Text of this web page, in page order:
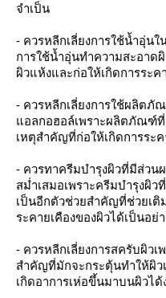
จำเป็น
- ควรหลีกเลี่ยงการใช้น้ำอุ่นใ
การใช้น้ำอุ่นทำความสะอาด
ผิวแห้งและก่อให้เกิดการระค
- ควรหลีกเลี่ยงการใช้ผลิต
แอลกอฮอล์เพราะผลิตภัณฑ์
เหตุสำคัญที่ก่อให้เกิดการระค
- ควรทาครีมบำรุงผิวที่มีส่วน
สม่ำเสมอเพราะครีมบำรุงผิ
เป็นอีกตัวช่วยสำคัญที่ช่วยเ
ระคายเคืองของผิวได้เป็นอย่
- ควรหลีกเลี่ยงการสครับผิว
สำคัญที่มักจะกระตุ้นทำให้ผิว
เกิดอาการเห่อขึ้นมาบนผิวได้